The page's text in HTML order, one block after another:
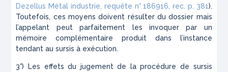
Dezellus Métal industrie, requête n° 186916, rec. p. 381).
Toutefois, ces moyens doivent résulter du dossier mais
l’appelant peut parfaitement les invoquer par un
mémoire complémentaire produit dans l’instance
tendant au sursis à exécution.
3°) Les effets du jugement de la procédure de sursis